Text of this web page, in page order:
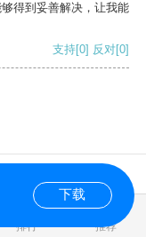
得到妥善解决，让我能
支持[0] 反对[0]
排行 推荐
下载
0.017025s